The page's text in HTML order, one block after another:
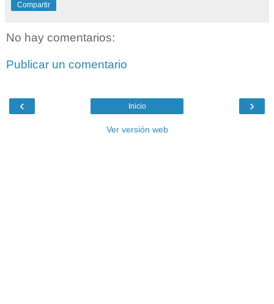
Compartir
No hay comentarios:
Publicar un comentario
‹ ›
Inicio
Ver versión web